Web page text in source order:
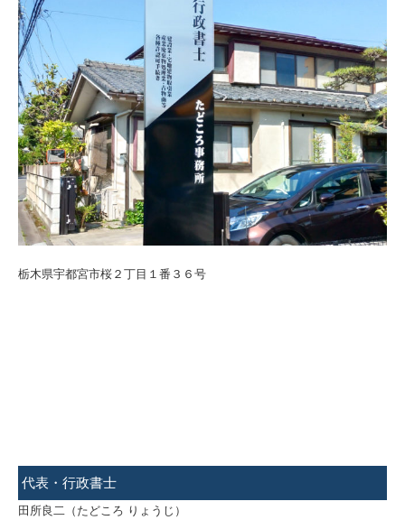
栃木県宇都宮市桜２丁目１番３６号
代表・行政書士
田所良二（たどころ りょうじ）